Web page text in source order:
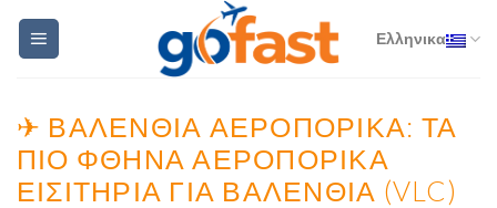
Skip
Ελληνικα
✈ ΒΑΛΈΝΘΙΑ ΑΕΡΟΠΟΡΙΚΆ: ΤΑ
ΠΙΟ ΦΘΗΝΑ ΑΕΡΟΠΟΡΙΚΆ
ΕΙΣΙΤΉΡΙΑ ΓΙΑ ΒΑΛΈΝΘΙΑ (VLC)